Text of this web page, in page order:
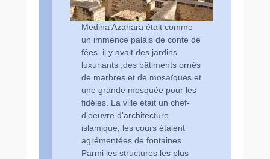
Medina Azahara était comme
un immence palais de conte de
fées, il y avait des jardins
luxuriants ,des bâtiments ornés
de marbres et de mosaïques et
une grande mosquée pour les
fidéles. La ville était un chef-
d’oeuvre d’architecture
islamique, les cours étaient
agrémentées de fontaines.
Parmi les structures les plus